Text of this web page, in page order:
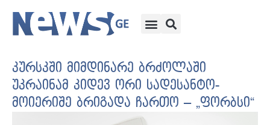
კურსკში მიმდინარე ბრძოლაში
უკრაინამ კიდევ ორი სადესანტო-
მოიერიშე ბრიგადა ჩართო – „ფორბსი“